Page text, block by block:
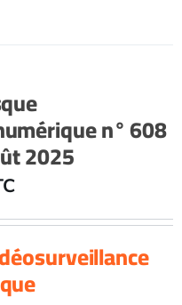
n° 608
2025